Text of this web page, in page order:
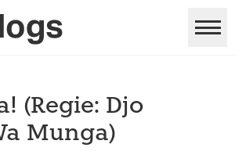
(Regie: Djo
Munga)